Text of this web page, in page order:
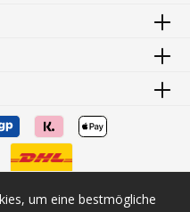
zzgl.Versandkosten
um eine bestmögliche